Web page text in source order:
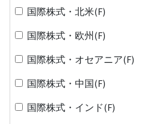
国際株式・北米(F)
国際株式・欧州(F)
国際株式・オセアニア(F)
国際株式・中国(F)
国際株式・インド(F)